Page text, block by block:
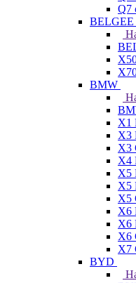
Q7
BELGEE
BMW
X1
X3
X3
X4
X5
X5
X5
X6
X6
X6
X7
BYD